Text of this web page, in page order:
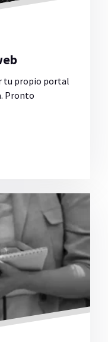
tu propio portal
Pronto